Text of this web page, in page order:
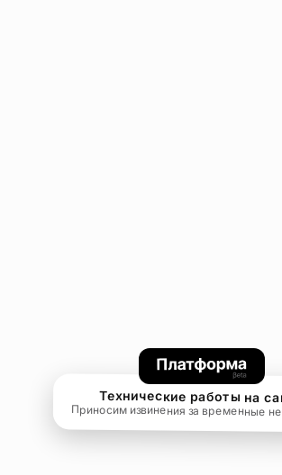
Технические работы на
Приносим извинения за временные